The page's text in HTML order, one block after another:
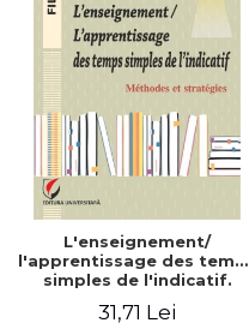
L'enseignement/
l'apprentissage des temps
simples de l'indicatif.
31,71 Lei